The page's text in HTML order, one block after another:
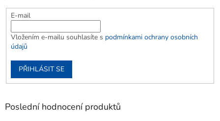
E-mail
Vložením e-mailu souhlasíte s podmínkami ochrany osobních
údajů
PŘIHLÁSIT SE
Poslední hodnocení produktů